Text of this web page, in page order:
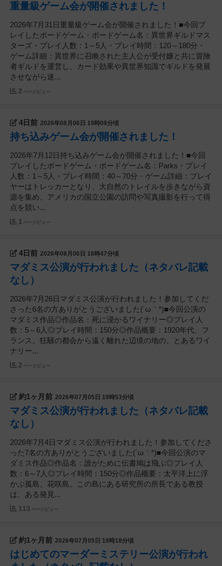
重量級ゲーム会が開催されました！
2026年7月31日重量級ゲーム会が開催されました！■今回プ
レイしたボードゲーム・ボードゲーム名：異世界ギルドマス
ターズ・プレイ人数：1～5人・プレイ時間：120～180分・
ゲーム詳細：異世界に召喚された主人公が受付嬢と共に冒険
者ギルドを運営し、カード効果や異世界知識でギルドを発展
させながら迷...
2 ページビュー
4日前 2026年08月06日 19時08分頃
持ち込みゲーム会が開催されました！
2026年7月12日持ち込みゲーム会が開催されました！■今回
プレイしたボードゲーム・ボードゲーム名：Parks・プレイ
人数：1～5人・プレイ時間：40～70分・ゲーム詳細：プレイ
ヤーはトレッカーとなり、大自然のトレイルを歩きながら資
源を集め、アメリカの国立公園の訪問や写真撮影を行って得
点を競い...
1 ページビュー
4日前 2026年08月06日 18時47分頃
マダミス公演が行われました（ネタバレ記載
なし）
2026年7月26日マダミス公演が行われました！参加してくだ
さった6名の方ありがとうございました(´ω｀*)■今回公演の
マダミス作品◎作品名：死に浸かるワイナリー◎プレイ人
数：5～6人◎プレイ時間：150分◎作品概要：1920年代、フ
ランス。狂騒の都会から遠く離れた辺境の地の、とあるワイ
ナリー...
2 ページビュー
約1ヶ月前 2026年07月05日 19時53分頃
マダミス公演が行われました（ネタバレ記載
なし）
2026年7月4日マダミス公演が行われました！参加してくださ
った7名の方ありがとうございました(´ω｀*)■今回公演のマ
ダミス作品◎作品名：誰がために伝書鳩は飛ぶ◎プレイ人
数：6～7人◎プレイ時間：150分◎作品概要：太平洋上に浮
かぶ孤島、花咲島。この島にある研究所の所長である教授
は、ある発見...
113 ページビュー
約1ヶ月前 2026年07月05日 19時18分頃
はじめてのマーダーミステリー公演が行われ